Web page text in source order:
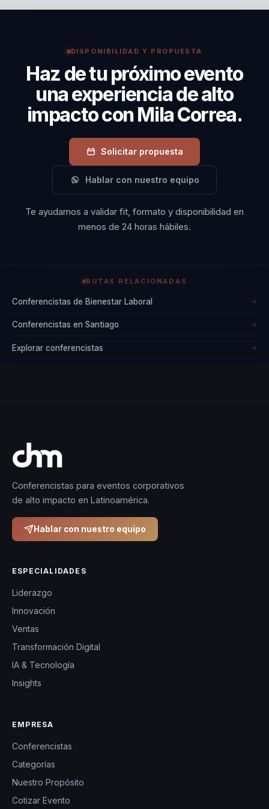
conversaciones de alto impacto humano con una voz
DISPONIBILIDAD Y PROPUESTA
Haz de tu próximo evento
una experiencia de alto
impacto con Mila Correa.
Solicitar propuesta
Hablar con nuestro equipo
Te ayudamos a validar fit, formato y disponibilidad en
menos de 24 horas hábiles.
RUTAS RELACIONADAS
Conferencistas de Bienestar Laboral →
Conferencistas en Santiago →
Explorar conferencistas →
Conferencistas para eventos corporativos
de alto impacto en Latinoamérica.
Hablar con nuestro equipo
ESPECIALIDADES
Liderazgo
Innovación
Ventas
Transformación Digital
IA & Tecnología
Insights
EMPRESA
Conferencistas
Categorías
Nuestro Propósito
Cotizar Evento